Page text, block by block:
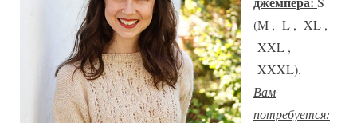
(M , L , XL ,
XXL ,
XXXL).
Вам
потребуется: